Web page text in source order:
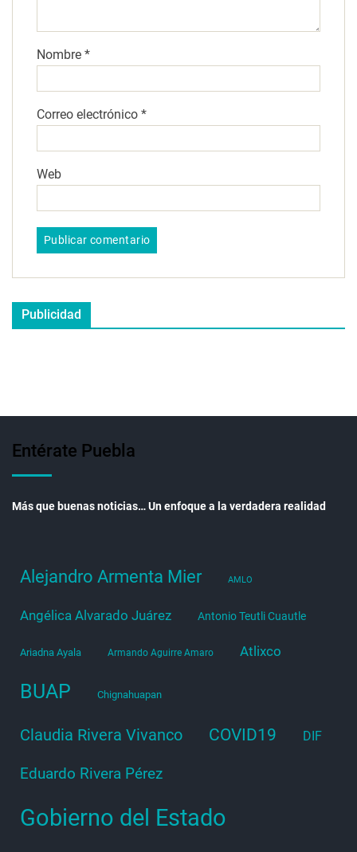
Nombre *
Correo electrónico *
Web
Publicidad
Entérate Puebla
Más que buenas noticias… Un enfoque a la verdadera realidad
Alejandro Armenta Mier AMLO
Angélica Alvarado Juárez Antonio Teutli Cuautle
Ariadna Ayala Armando Aguirre Amaro Atlixco
BUAP Chignahuapan
Claudia Rivera Vivanco COVID19 DIF
Eduardo Rivera Pérez
Gobierno del Estado